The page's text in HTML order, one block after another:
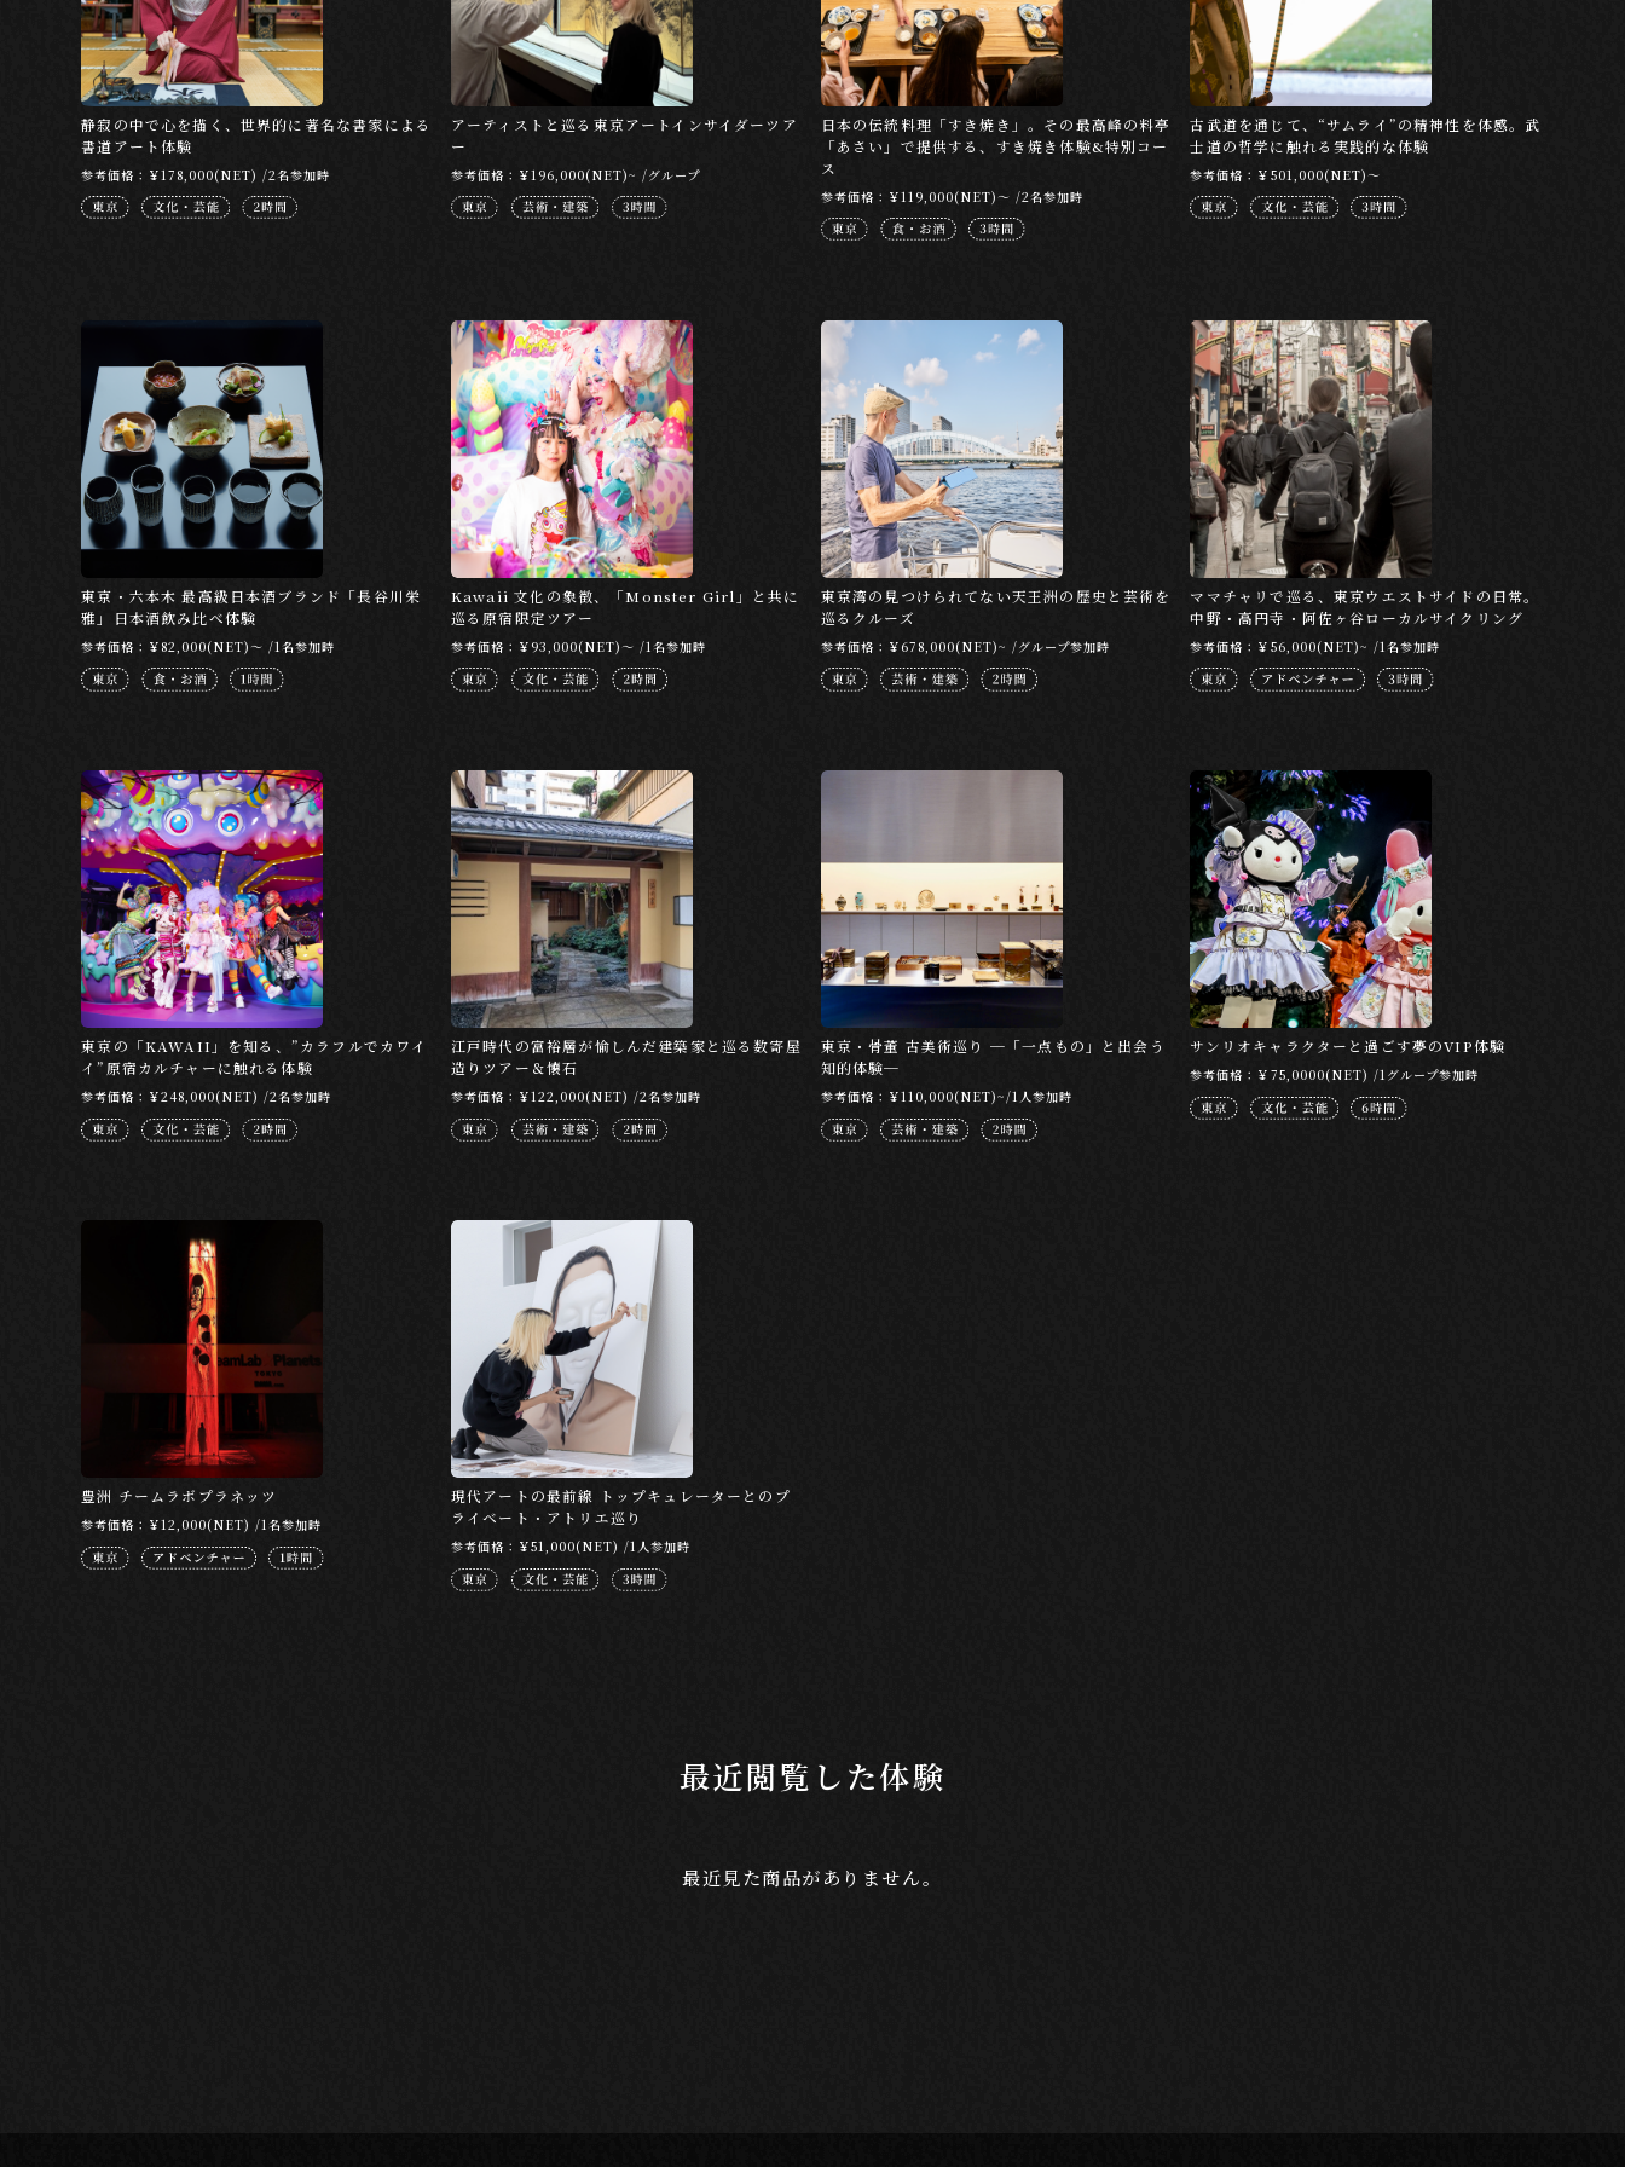
静寂の中で心を描く、世界的に著名な書家による
書道アート体験
参考価格：￥178,000(NET) /2名参加時
アーティストと巡る東京アートインサイダーツア
ー
参考価格：￥196,000(NET)~ /グループ
日本の伝統料理「すき焼き」。その最高峰の料亭
「あさい」で提供する、すき焼き体験&特別コー
ス
参考価格：￥119,000(NET)～ /2名参加時
古武道を通じて、“サムライ”の精神性を体感。武
士道の哲学に触れる実践的な体験
参考価格：￥501,000(NET)～
東京・六本木 最高級日本酒ブランド「長谷川栄
雅」日本酒飲み比べ体験
参考価格：￥82,000(NET)～ /1名参加時
Kawaii 文化の象徴、「Monster Girl」と共に
巡る原宿限定ツアー
参考価格：￥93,000(NET)～ /1名参加時
東京湾の見つけられてない天王洲の歴史と芸術を
巡るクルーズ
参考価格：￥678,000(NET)~ /グループ参加時
ママチャリで巡る、東京ウエストサイドの日常。
中野・高円寺・阿佐ヶ谷ローカルサイクリング
参考価格：￥56,000(NET)~ /1名参加時
東京の「KAWAII」を知る、”カラフルでカワイ
イ”原宿カルチャーに触れる体験
参考価格：￥248,000(NET) /2名参加時
江戸時代の富裕層が愉しんだ建築家と巡る数寄屋
造りツアー＆懐石
参考価格：￥122,000(NET) /2名参加時
東京・骨董 古美術巡り ─「一点もの」と出会う
知的体験─
参考価格：￥110,000(NET)~/1人参加時
サンリオキャラクターと過ごす夢のVIP体験
参考価格：￥75,0000(NET) /1グループ参加時
豊洲 チームラボプラネッツ
参考価格：￥12,000(NET) /1名参加時
現代アートの最前線 トップキュレーターとのプ
ライベート・アトリエ巡り
参考価格：￥51,000(NET) /1人参加時
最近閲覧した体験
最近見た商品がありません。